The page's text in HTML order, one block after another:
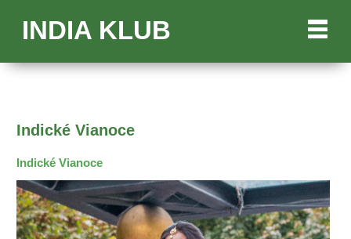
INDIA KLUB
Indické Vianoce
Indické Vianoce